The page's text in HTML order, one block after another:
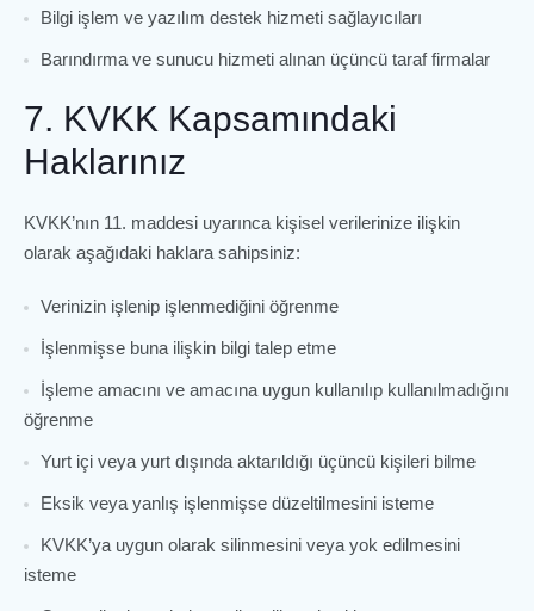
Bilgi işlem ve yazılım destek hizmeti sağlayıcıları
Barındırma ve sunucu hizmeti alınan üçüncü taraf firmalar
7. KVKK Kapsamındaki
Haklarınız
KVKK’nın 11. maddesi uyarınca kişisel verilerinize ilişkin
olarak aşağıdaki haklara sahipsiniz:
Verinizin işlenip işlenmediğini öğrenme
İşlenmişse buna ilişkin bilgi talep etme
İşleme amacını ve amacına uygun kullanılıp kullanılmadığını
öğrenme
Yurt içi veya yurt dışında aktarıldığı üçüncü kişileri bilme
Eksik veya yanlış işlenmişse düzeltilmesini isteme
KVKK’ya uygun olarak silinmesini veya yok edilmesini
isteme